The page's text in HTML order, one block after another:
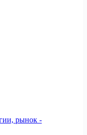
рынок -